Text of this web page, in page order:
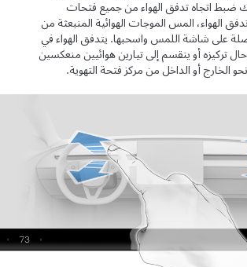
اتجاه تدفق الهواء من جميع فتحات
الهواء، المس الموجات الهوائية المنبعثة من
على شاشة اللمس واسحبها. يتدفق الهواء في
أو ينقسم إلى تيارين هوائيين منعكسين
أو الداخل من مركز فتحة التهوية.